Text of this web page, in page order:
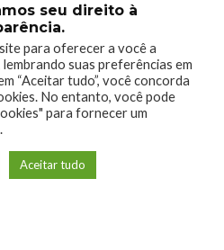
seus investimentos e
nos últimos anos. Em 2020,
jogos(embora a maioria fosse
seu direito à
para oferecer a você a
suas preferências em
“Aceitar tudo”, você concorda
No entanto, você pode
para fornecer um
Aceitar tudo